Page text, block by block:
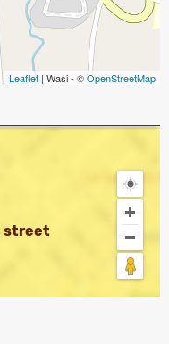
Leaflet | Wasi - ©OpenStreetMap
street